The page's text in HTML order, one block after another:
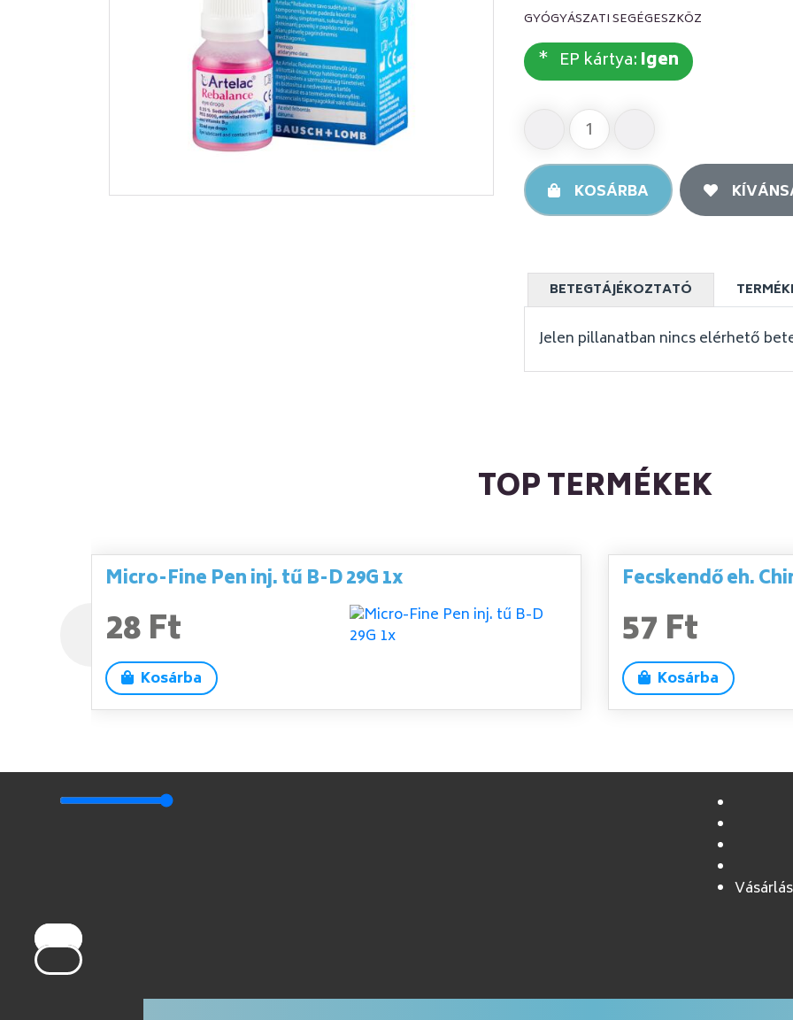
GYÓGYÁSZATI SEGÉGESZKÖZ
EP kártya:Igen
KOSÁRBA
BETEGTÁJÉKOZTATÓ
Jelen pillanatban nincs elérhető
TOP TERMÉKEK
Micro-Fine Pen inj. tű B-D 29G 1x
28 Ft
Kosárba
Fecskendő eh.
57 Ft
Kosárba